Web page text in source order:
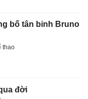
bố tân binh Bruno
thao
đời